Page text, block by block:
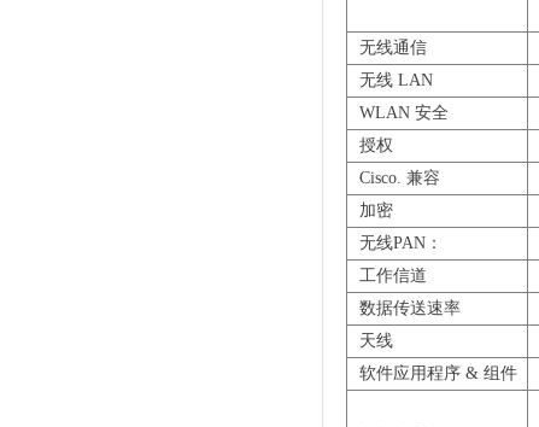
无线通信
无线 LAN
WLAN 安全
授权
Cisco. 兼容
加密
无线PAN：
工作信道
数据传送速率
天线
软件应用程序 & 组件